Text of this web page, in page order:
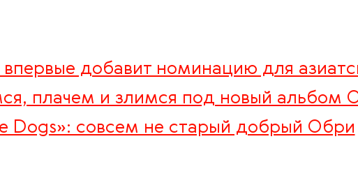
добавит номинацию для
плачем и злимся под новый альбом
Dogs»: совсем не старый добрый Обри